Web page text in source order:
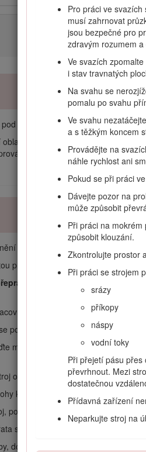
Pro práci ve
musí zahrnovat
jsou bezpečné pro
zdravým rozumem
Ve svazích
i stav travnatých
Na svahu se
pomalu po svahu
Ve svahu
a s těžkým koncem
Provádějte na
náhle rychlost ani
Pokud se při práci
Dávejte pozor na
může způsobit
Při práci na
způsobit klouzání.
Zkontrolujte prostor
Při práci se strojem
srázy
příkopy
náspy
vodní toky
Při přejetí pásu
převrhnout. Mezi
dostatečnou
Přídavná zařízení
Neparkujte stroj na
zemí vedeny inženýrské sítě. V
je třeba tato vedení a kabely
nebo společnost zajišťující
či usmrcení, dodržujte vždy
provozní kapacitu. Stroj může být
se zvednutými nebo
oblasti je třeba označit sítě
pozorně seznamte s obsahem této
maximálně opatrní. Neprovádějte
obsluhovaly nezaškolené osoby
k pohybujícím se součástem nebo
pokud nejsou jeho kryty a další
se musejí zdržovat ve vzdálenosti
doplňováním paliva nebo